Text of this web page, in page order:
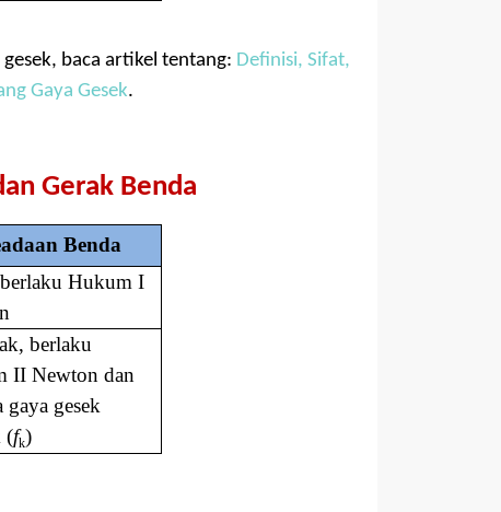
baca artikel tentang: Definisi, Sifat,
Gaya Gesek.
Gerak Benda
Benda
Hukum I
berlaku
II Newton dan
gaya gesek
(fk)